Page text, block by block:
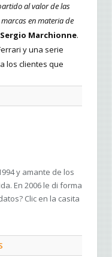
al valor de las
en materia de
Sergio Marchionne.
y una serie
los clientes que
y amante de los
En 2006 le di forma
Clic en la casita